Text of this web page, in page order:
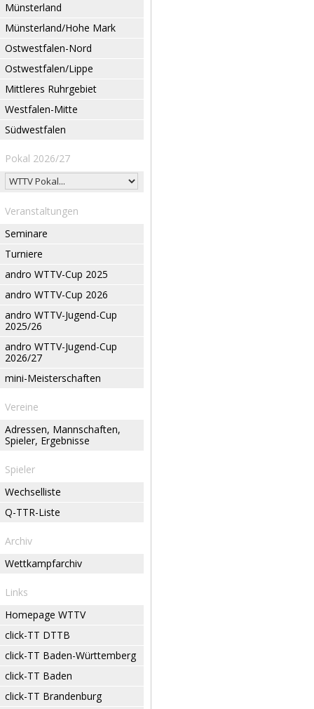
Münsterland
Münsterland/Hohe Mark
Ostwestfalen-Nord
Ostwestfalen/Lippe
Mittleres Ruhrgebiet
Westfalen-Mitte
Südwestfalen
Pokal 2026/27
Veranstaltungen
Seminare
Turniere
andro WTTV-Cup 2025
andro WTTV-Cup 2026
andro WTTV-Jugend-Cup
2025/26
andro WTTV-Jugend-Cup
2026/27
mini-Meisterschaften
Vereine
Adressen, Mannschaften,
Spieler, Ergebnisse
Spieler
Wechselliste
Q-TTR-Liste
Archiv
Wettkampfarchiv
Links
Homepage WTTV
click-TT DTTB
click-TT Baden-Württemberg
click-TT Baden
click-TT Brandenburg